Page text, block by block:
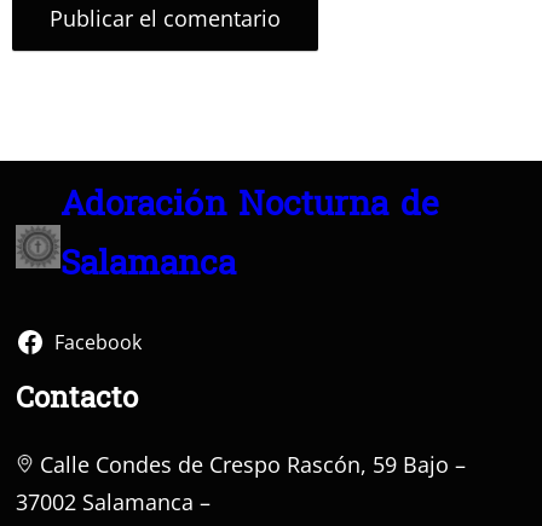
Adoración Nocturna de
Salamanca
Facebook
Contacto
Calle Condes de Crespo Rascón, 59 Bajo –
37002 Salamanca –